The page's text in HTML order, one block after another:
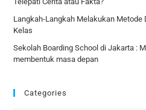
Langkah-Langkah Melakukan
Kelas
Sekolah Boarding School di Jakarta :
membentuk masa depan
Categories